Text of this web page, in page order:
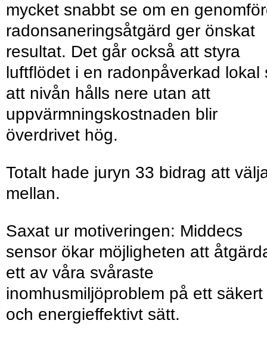
mycket snabbt se om en
radonsaneringsåtgärd ger önskat
resultat. Det går också att styra
luftflödet i en radonpåverkad lokal
att nivån hålls nere utan att
uppvärmningskostnaden blir
överdrivet hög.
Totalt hade juryn 33 bidrag att
mellan.
Saxat ur motiveringen: Middecs
sensor ökar möjligheten att
ett av våra svåraste
inomhusmiljöproblem på ett säkert
och energieffektivt sätt.